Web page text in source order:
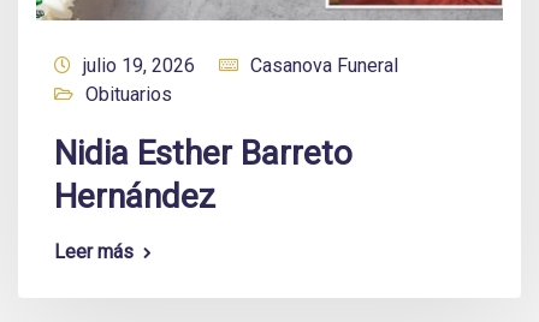
julio 19, 2026
Casanova Funeral
Obituarios
Nidia Esther Barreto
Hernández
Leer más